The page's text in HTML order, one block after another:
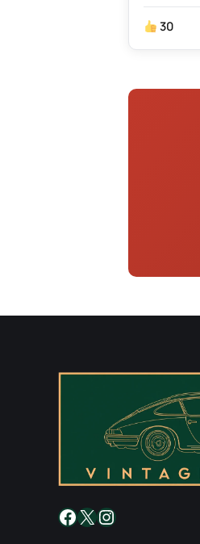
30
Facebook
X Instagram